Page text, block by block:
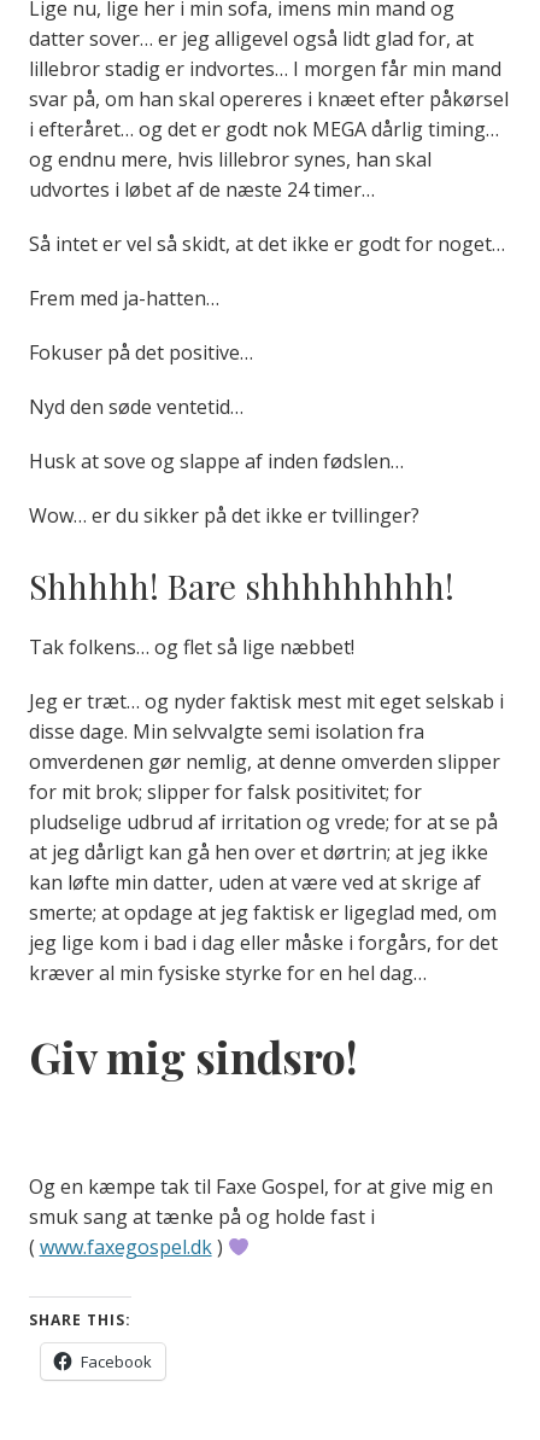
Lige nu, lige her i min sofa, imens min mand og
datter sover… er jeg alligevel også lidt glad for, at
lillebror stadig er indvortes… I morgen får min mand
svar på, om han skal opereres i knæet efter påkørsel
i efteråret… og det er godt nok MEGA dårlig timing…
og endnu mere, hvis lillebror synes, han skal
udvortes i løbet af de næste 24 timer…
Så intet er vel så skidt, at det ikke er godt for noget…
Frem med ja-hatten…
Fokuser på det positive…
Nyd den søde ventetid…
Husk at sove og slappe af inden fødslen…
Wow… er du sikker på det ikke er tvillinger?
Shhhhh! Bare shhhhhhhhh!
Tak folkens… og flet så lige næbbet!
Jeg er træt… og nyder faktisk mest mit eget selskab i
disse dage. Min selvvalgte semi isolation fra
omverdenen gør nemlig, at denne omverden slipper
for mit brok; slipper for falsk positivitet; for
pludselige udbrud af irritation og vrede; for at se på
at jeg dårligt kan gå hen over et dørtrin; at jeg ikke
kan løfte min datter, uden at være ved at skrige af
smerte; at opdage at jeg faktisk er ligeglad med, om
jeg lige kom i bad i dag eller måske i forgårs, for det
kræver al min fysiske styrke for en hel dag…
Giv mig sindsro!
Og en kæmpe tak til Faxe Gospel, for at give mig en
smuk sang at tænke på og holde fast i
( www.faxegospel.dk)
SHARE THIS:
Facebook